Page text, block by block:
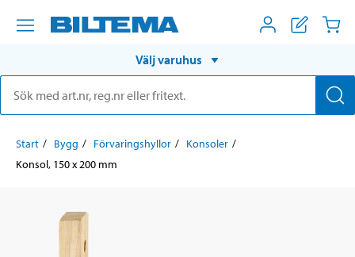
Välj varuhus
Start Bygg Förvaringshyllor
Konsoler
Konsol, 150 x 200 mm